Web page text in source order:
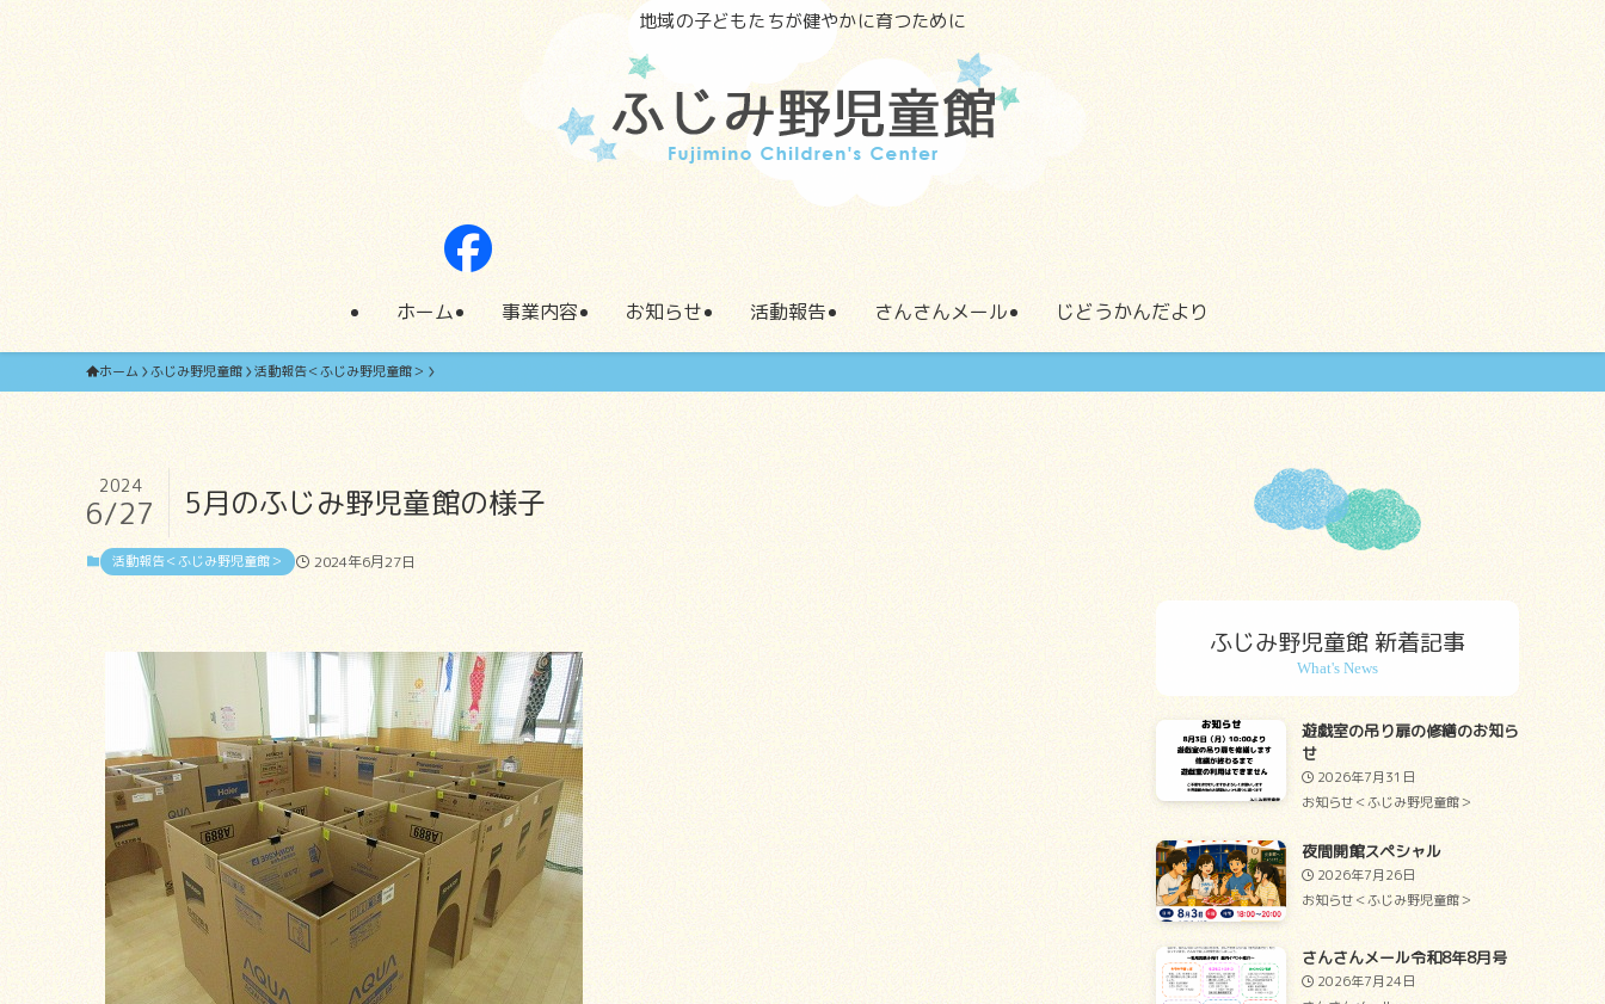
地域の子どもたちが健やかに育つために
ホーム 事業内容 お知らせ 活動報告 さんさんメール じどうかんだより
ホーム ふじみ野児童館 活動報告＜ふじみ野児童館＞
5月のふじみ野児童館の様子
2024
6/27
活動報告＜ふじみ野児童館＞ 2024年6月27日
ふじみ野児童館 新着記事
遊戯室の吊り扉の修繕のお知ら
せ
2026年7月31日
お知らせ＜ふじみ野児童館＞
夜間開館スペシャル
2026年7月26日
お知らせ＜ふじみ野児童館＞
さんさんメール令和8年8月号
2026年7月24日